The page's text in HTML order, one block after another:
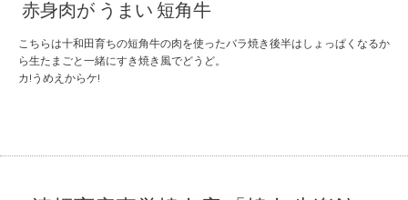
赤身肉が うまい 短角牛
こちらは十和田育ちの短角牛の肉を使ったバラ焼き後半はしょっぱくなるか
ら生たまごと一緒にすき焼き風でどうど。
カ!うめえからケ!